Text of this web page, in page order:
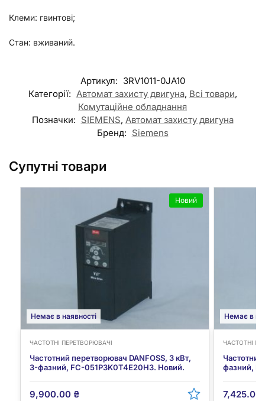
Клеми: гвинтові;
Стан: вживаний.
Артикул: 3RV1011-0JA10
Категорії: Автомат захисту двигуна, Всі товари,
Комутаційне обладнання
Позначки: SIEMENS, Автомат захисту двигуна
Бренд: Siemens
Супутні товари
Немає в наявності
Новий
ЧАСТОТНІ ПЕРЕТВОРЮВАЧІ
Частотний перетворювач DANFOSS, 3 кВт,
3-фазний, FC-051P3K0T4E20H3. Новий.
9,900.00 ₴
Немає в
ЧАСТОТНІ
фазний,
7,425.00